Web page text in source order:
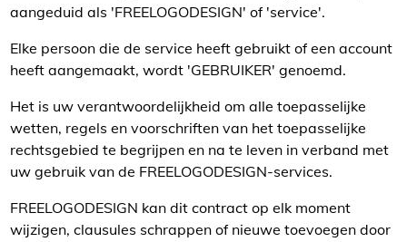
aangeduid als 'FREELOGODESIGN' of 'service'.
Elke persoon die de service heeft gebruikt of een account
heeft aangemaakt, wordt 'GEBRUIKER' genoemd.
Het is uw verantwoordelijkheid om alle toepasselijke
wetten, regels en voorschriften van het toepasselijke
rechtsgebied te begrijpen en na te leven in verband met
uw gebruik van de FREELOGODESIGN-services.
FREELOGODESIGN kan dit contract op elk moment
wijzigen, clausules schrappen of nieuwe toevoegen door